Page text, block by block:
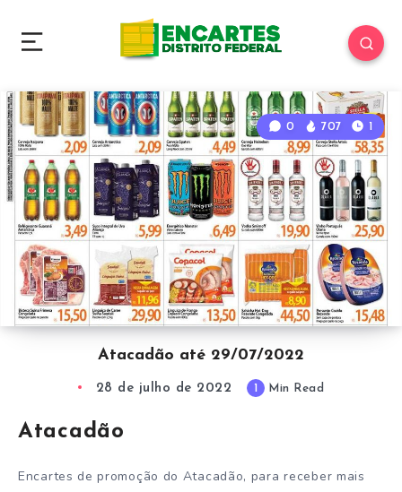
0 707 1
Atacadão até 29/07/2022
28 de julho de 2022 1 Min Read
Atacadão
Encartes de promoção do Atacadão, para receber mais